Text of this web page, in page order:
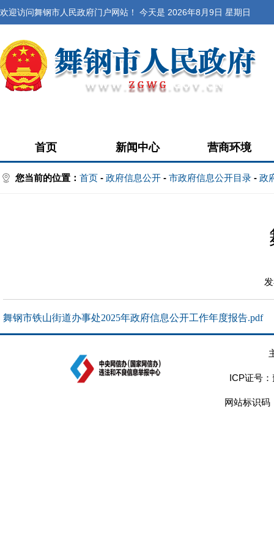
欢迎访问舞钢市人民政府门户网站！ 今天是 2026年8月9日 星期日
首页 新闻中心 营商环境
您当前的位置： 首页 - 政府信息公开 - 市政府信息公开目录 - 政
舞钢市铁山街道办事处2025年政府信息公开工作年度报告.pdf
ICP证号：
网站标识码